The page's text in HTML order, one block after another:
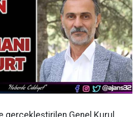
gerçekleştirilen Genel Kurul